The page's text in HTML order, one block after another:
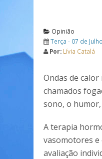
Opinião
Terça - 07 de
Por: Lívia Catalá
Ondas de
chamados
sono, o humor,
A terapia
vasomotores e
avaliação